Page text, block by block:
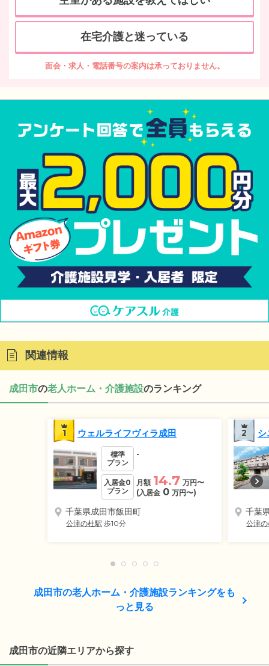
在宅介護と迷っている
面会・求人・電話番号の案内は承っておりません。
関連情報
成田市の老人ホーム・介護施設のランキング
1 ウェルライフヴィラ成田
標準
プラン
-
入居金0
プラン
月額 14.7 万円〜
(入居金 0 万円〜)
千葉県成田市飯田町
公津の杜駅 歩10分
2
千葉
公津
成田市の老人ホーム・介護施設ランキングをも
っと見る
成田市の近隣エリアから探す